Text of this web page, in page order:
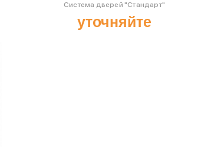
Система дверей "Стандарт"
уточняйте